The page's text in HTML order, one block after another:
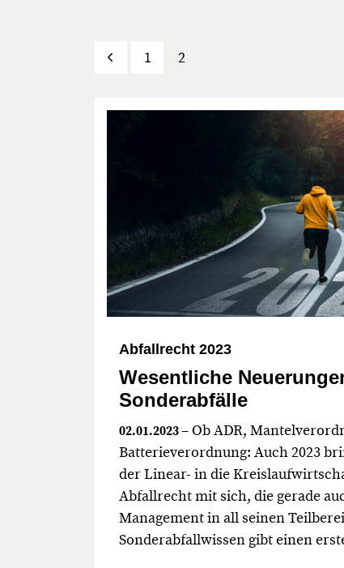
Zurück 1 2
Abfallrecht 2023
Wesentliche
Sonderabfälle
02.01.2023– Ob ADR,
Batterieverordnung: Auch 2023
der Linear- in die
Abfallrecht mit sich, die gerade
Management in all seinen
Sonderabfallwissen gibt einen